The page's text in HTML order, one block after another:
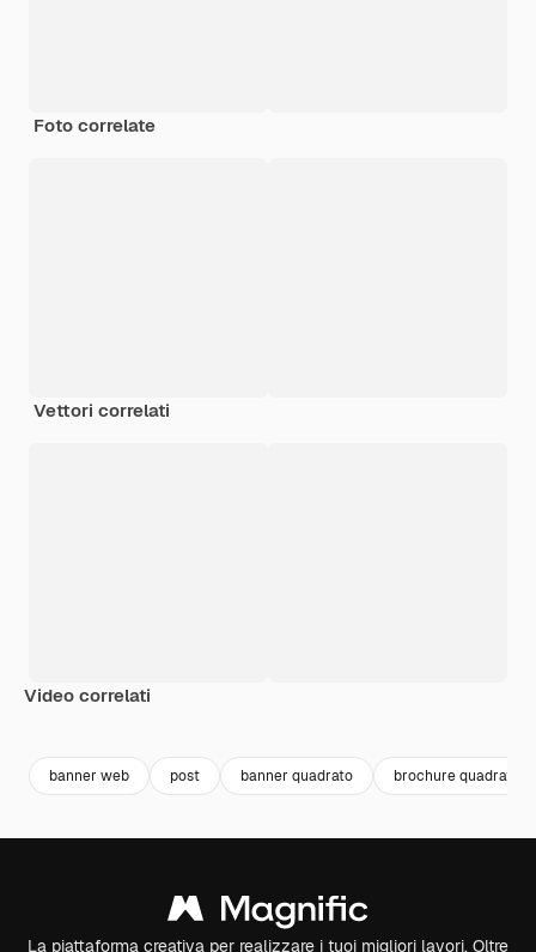
Foto correlate
Vettori correlati
Video correlati
banner web post banner quadrato brochure quadrata
La piattaforma creativa per realizzare i tuoi migliori lavori. Oltre